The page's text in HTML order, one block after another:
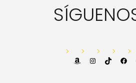
AmazonInstagram
TikTok